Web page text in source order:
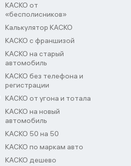
КАСКО от
«бесполисников»
Калькулятор КАСКО
КАСКО с франшизой
КАСКО на старый
автомобиль
КАСКО без телефона и
регистрации
КАСКО от угона и тотала
КАСКО на новый
автомобиль
КАСКО 50 на 50
КАСКО по маркам авто
КАСКО дешево